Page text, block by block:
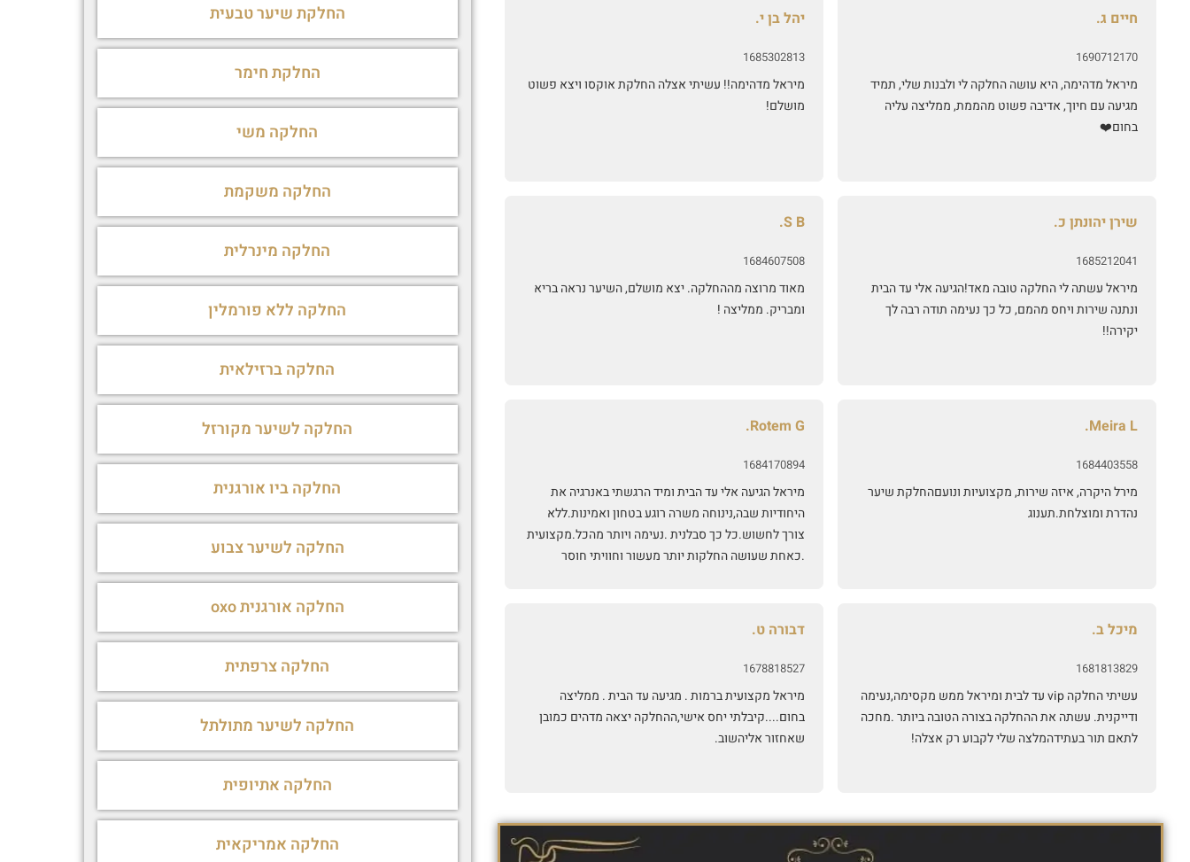
תהיי מרוצה. שווה כל שקל! 🙂
חיים ג.
1690712170
מיראל מדהימה, היא עושה החלקה לי ולבנות שלי, תמיד
מגיעה עם חיוך, אדיבה פשוט מהממת, ממליצה עליה
בחום❤️
יהל בן י.
1685302813
מיראל מדהימה!! עשיתי אצלה החלקת אוקסו ויצא פשוט
מושלם!
שירן יהונתן כ.
1685212041
מיראל עשתה לי החלקה טובה מאד!הגיעה אלי עד הבית
ונתנה שירות ויחס מהמם, כל כך נעימה תודה רבה לך
יקירה!!
S B.
1684607508
מאוד מרוצה מההחלקה. יצא מושלם, השיער נראה בריא
ומבריק. ממליצה !
Meira L.
1684403558
מירל היקרה, איזה שירות, מקצועיות ונועםהחלקת שיער
נהדרת ומוצלחת.תענוג
Rotem G.
1684170894
מיראל הגיעה אלי עד הבית ומיד הרגשתי באנרגיה את
היחודיות שבה,נינוחה משרה רוגע בטחון ואמינות.ללא
צורך לחשוש.כל כך סבלנית .נעימה ויותר מהכל.מקצועית
.כאחת שעושה החלקות יותר מעשור וחוויתי חוסר
כדי להתסכן😊🙏❤️
מיכל ב.
1681813829
עשיתי החלקה vip עד לבית ומיראל ממש מקסימה,נעימה
ודייקנית. עשתה את ההחלקה בצורה הטובה ביותר .מחכה
לתאם תור בעתידהמלצה שלי לקבוע רק אצלה!
דבורה ט.
1678818527
מיראל מקצועית ברמות . מגיעה עד הבית . ממליצה
בחום....קיבלתי יחס אישי,ההחלקה יצאה מדהים כמובן
שאחזור אליהשוב.
החלקת שיער טבעית
החלקת חימר
החלקה משי
החלקה משקמת
החלקה מינרלית
החלקה ללא פורמלין
החלקה ברזילאית
החלקה לשיער מקורזל
החלקה ביו אורגנית
החלקה לשיער צבוע
החלקה אורגנית oxo
החלקה צרפתית
החלקה לשיער מתולתל
החלקה אתיופית
החלקה אמריקאית